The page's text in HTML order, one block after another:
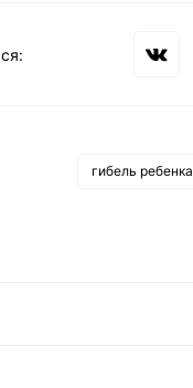
гибель ребенка